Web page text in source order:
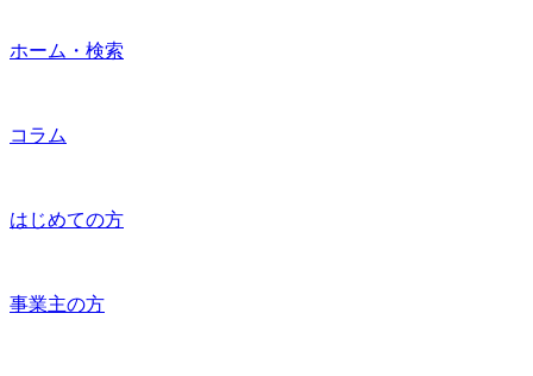
ホーム・検索
コラム
はじめての方
事業主の方